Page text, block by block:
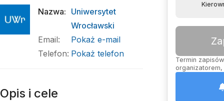
Termin
Nazwa: Uniwersytet
Wrocławski
Email:
Pokaż e-mail
Telefon: Pokaż telefon
Opis i cele